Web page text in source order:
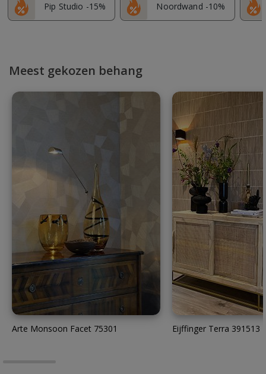
Pip Studio -15% Noordwand -10%
Meest gekozen behang
Arte Monsoon Facet 75301 Eijffinger Terra 391513